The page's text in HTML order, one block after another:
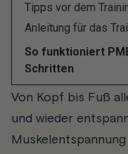
Tipps vor dem
Anleitung für das
So funktioniert
Schritten
Was ist
Von Kopf bis Fuß
und wieder